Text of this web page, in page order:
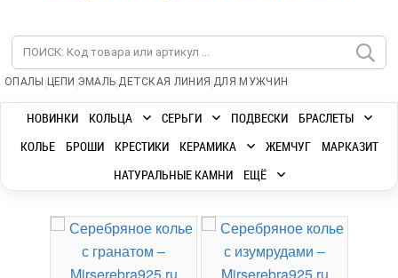
ОПАЛЫ | ЦЕПИ |ЭМАЛЬ|ДЕТСКАЯ ЛИНИЯ |ДЛЯ МУЖЧИН
НОВИНКИ КОЛЬЦА СЕРЬГИ ПОДВЕСКИ
БРАСЛЕТЫ
КОЛЬЕ
БРОШИ КРЕСТИКИ КЕРАМИКА ЖЕМЧУГ
МАРКАЗИТ
НАТУРАЛЬНЫЕ КАМНИ
ЕЩЁ